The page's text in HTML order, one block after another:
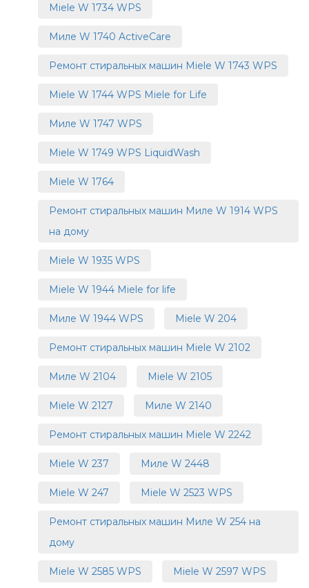
Miele W 1734 WPS
Миле W 1740 ActiveCare
Ремонт стиральных машин Miele W 1743 WPS
Miele W 1744 WPS Miele for Life
Миле W 1747 WPS
Miele W 1749 WPS LiquidWash
Miele W 1764
Ремонт стиральных машин Миле W 1914 WPS
на дому
Miele W 1935 WPS
Miele W 1944 Miele for life
Миле W 1944 WPS Miele W 204
Ремонт стиральных машин Miele W 2102
Миле W 2104 Miele W 2105
Miele W 2127 Миле W 2140
Ремонт стиральных машин Miele W 2242
Miele W 237 Миле W 2448
Miele W 247 Miele W 2523 WPS
Ремонт стиральных машин Миле W 254 на
дому
Miele W 2585 WPS Miele W 2597 WPS